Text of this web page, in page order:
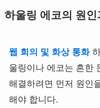
하울링 에코의 원인
웹 회의 및 화상 통화
울링이나 에코는 흔한
해결하려면 먼저 원인
해야 합니다.